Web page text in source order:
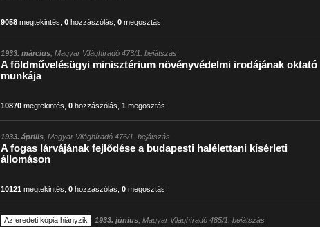
9058megtekintés 0hozzászólás 0megosztás
1933. március, Magyar Világhíradó 473/1. bejátszás
A földművelésügyi minisztérium növényvédelmi irodájának oktató
munkája
10870megtekintés 0hozzászólás 1 megosztás
1933. április, Magyar Világhíradó 476/1. bejátszás
A fogas lárvájának fejlődése a budapesti halélettani kísérleti
állomáson
10121 megtekintés 0hozzászólás 0megosztás
Az eredeti kópia hiányzik 1933. június, Magyar Világhíradó 485/1. bejátszás